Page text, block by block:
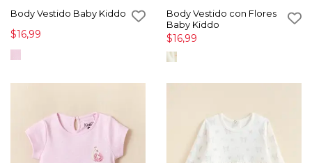
Body Vestido Baby Kiddo
$16,99
Body Vestido con Flores
Baby Kiddo
$16,99